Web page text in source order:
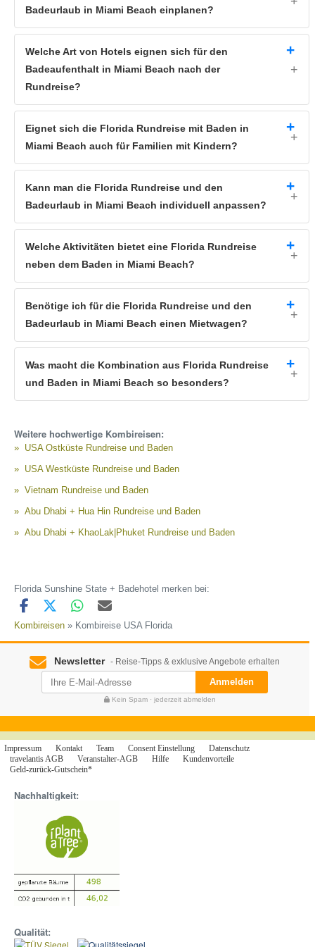
im Süden des Bundesstaates sollte
außerdem Teil Ihrer Reisekombi sein. Dieses tropische Marschland
denEverglades Nationalpark. Im Anschluss an das Bestaunen der
facettenreichenFlora undFauna bietet es sich an, weiter nördlich
nach
Miami in Ihr Badehotel einzukehren. Der
gelungenen Abschluss Ihrer erfrischenden Kombireise per Flug und
Badeurlaub in Miami Beach einplanen?
Welche Art von Hotels eignen sich für den
Badeaufenthalt in Miami Beach nach der
Rundreise?
Eignet sich die Florida Rundreise mit Baden in
Miami Beach auch für Familien mit Kindern?
Kann man die Florida Rundreise und den
Badeurlaub in Miami Beach individuell anpassen?
Welche Aktivitäten bietet eine Florida Rundreise
neben dem Baden in Miami Beach?
Benötige ich für die Florida Rundreise und den
Badeurlaub in Miami Beach einen Mietwagen?
Was macht die Kombination aus Florida Rundreise
und Baden in Miami Beach so besonders?
Weitere hochwertige Kombireisen:
USA Ostküste Rundreise und Baden
USA Westküste Rundreise und Baden
Vietnam Rundreise und Baden
Abu Dhabi + Hua Hin Rundreise und Baden
Abu Dhabi + KhaoLak|Phuket Rundreise und Baden
Florida Sunshine State + Badehotel merken bei:
Kombireisen » Kombireise USA Florida
Newsletter - Reise-Tipps & exklusive Angebote erhalten
Anmelden
Kein Spam · jederzeit abmelden
Impressum Kontakt Team Consent Einstellung
Datenschutz
travelantis AGB
Veranstalter-AGB Hilfe
Kundenvorteile
Geld-zurück-Gutschein*
Nachhaltigkeit:
Qualität: